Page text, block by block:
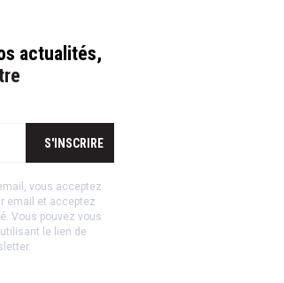
actualités,
S'INSCRIRE
vous acceptez
email et acceptez
Vous pouvez vous
le lien de